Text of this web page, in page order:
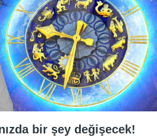
bir şey değişecek!